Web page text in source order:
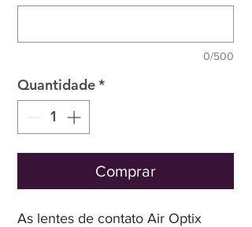
0/500
Quantidade*
Comprar
As lentes de contato Air Optix